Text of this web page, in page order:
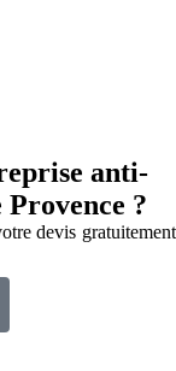
anti-
Provence ?
devis gratuitement